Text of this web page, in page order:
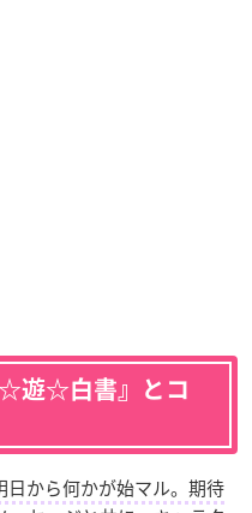
☆遊☆白書』とコ
日から何かが始マル。期待